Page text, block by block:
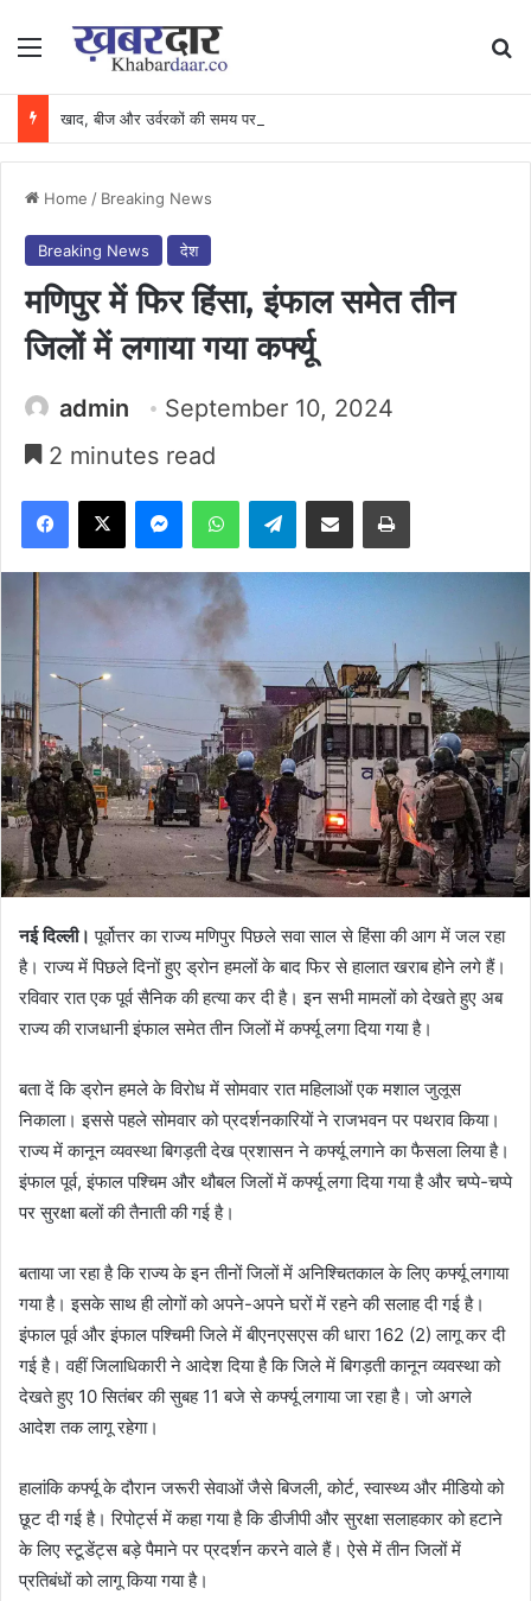
Menu
Home / Breaking News
Breaking News देश
मणिपुर में फिर हिंसा, इंफाल समेत तीन
जिलों में लगाया गया कर्फ्यू
admin
September 10, 2024
2 minutes read
Facebook
X MessengerWhatsAppTelegramShare via Email Print
नई दिल्ली। पूर्वोत्तर का राज्य मणिपुर पिछले सवा साल से हिंसा की आग में जल रहा
है। राज्य में पिछले दिनों हुए ड्रोन हमलों के बाद फिर से हालात खराब होने लगे हैं।
रविवार रात एक पूर्व सैनिक की हत्या कर दी है। इन सभी मामलों को देखते हुए अब
राज्य की राजधानी इंफाल समेत तीन जिलों में कर्फ्यू लगा दिया गया है।
बता दें कि ड्रोन हमले के विरोध में सोमवार रात महिलाओं एक मशाल जुलूस
निकाला। इससे पहले सोमवार को प्रदर्शनकारियों ने राजभवन पर पथराव किया।
राज्य में कानून व्यवस्था बिगड़ती देख प्रशासन ने कर्फ्यू लगाने का फैसला लिया है।
इंफाल पूर्व, इंफाल पश्चिम और थौबल जिलों में कर्फ्यू लगा दिया गया है और चप्पे-चप्पे
पर सुरक्षा बलों की तैनाती की गई है।
बताया जा रहा है कि राज्य के इन तीनों जिलों में अनिश्चितकाल के लिए कर्फ्यू लगाया
गया है। इसके साथ ही लोगों को अपने-अपने घरों में रहने की सलाह दी गई है।
इंफाल पूर्व और इंफाल पश्चिमी जिले में बीएनएसएस की धारा 162 (2) लागू कर दी
गई है। वहीं जिलाधिकारी ने आदेश दिया है कि जिले में बिगड़ती कानून व्यवस्था को
देखते हुए 10 सितंबर की सुबह 11 बजे से कर्फ्यू लगाया जा रहा है। जो अगले
आदेश तक लागू रहेगा।
हालांकि कर्फ्यू के दौरान जरूरी सेवाओं जैसे बिजली, कोर्ट, स्वास्थ्य और मीडियो को
छूट दी गई है। रिपोर्ट्स में कहा गया है कि डीजीपी और सुरक्षा सलाहकार को हटाने
के लिए स्टूडेंट्स बड़े पैमाने पर प्रदर्शन करने वाले हैं। ऐसे में तीन जिलों में
प्रतिबंधों को लागू किया गया है।